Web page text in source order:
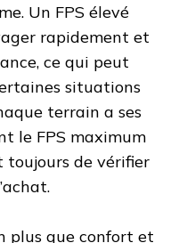
Un FPS élevé
rapidement et
ce qui peut
situations
terrain a ses
le FPS maximum
toujours de vérifier
plus que confort et